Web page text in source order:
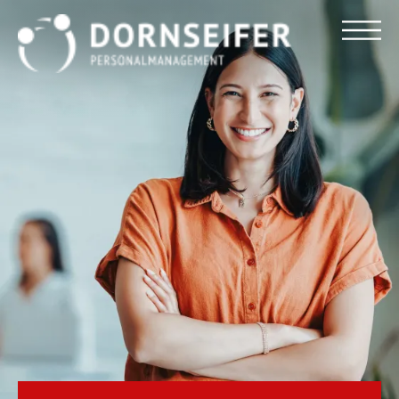
Für Arbeitnehmer
Für Unternehmen
Dornseifer DNA
Referenzen
Stellenmarkt
Blog